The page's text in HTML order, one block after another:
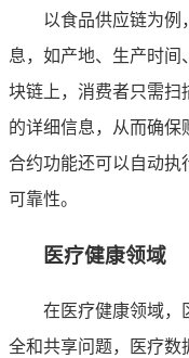
以食品供应链为例
息，如产地、生产时间
块链上，消费者只需扫
的详细信息，从而确
合约功能还可以自动执
可靠性。
医疗健康领域
在医疗健康领域，
全和共享问题，医疗数